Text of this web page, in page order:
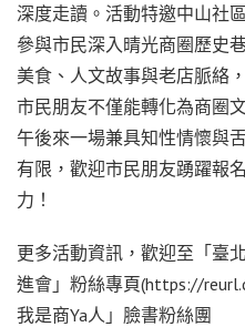
深度走讀。活動特邀中山社
參與市民深入晴光商圈歷史
美食、人文故事與老店脈絡
市民朋友不僅能轉化為商圈
午後來一場兼具知性情懷與
有限，歡迎市民朋友踴躍報
力！
更多活動資訊，歡迎至「臺
進會」粉絲專頁(https://
我是商Ya人」臉書粉絲團